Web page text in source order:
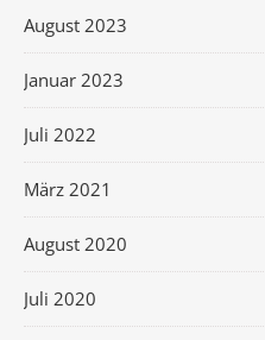
August 2023
Januar 2023
Juli 2022
März 2021
August 2020
Juli 2020